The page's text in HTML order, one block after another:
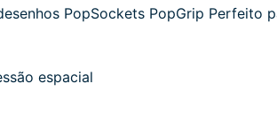
PopSockets PopGrip Perfeito
espacial